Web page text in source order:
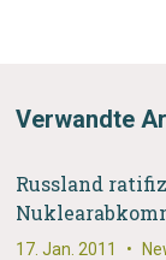
Verwandte
Russland
17. Jan. 2011 •